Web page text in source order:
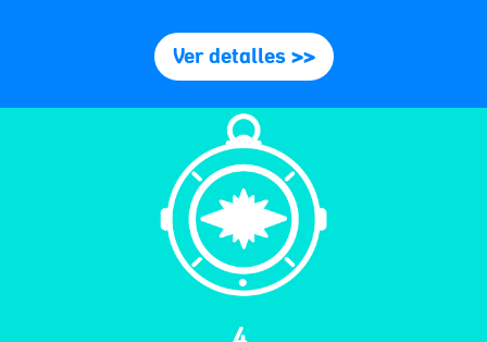
Ver detalles >>